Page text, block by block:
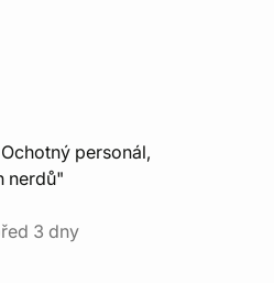
personál,
nerdů"
3 dny